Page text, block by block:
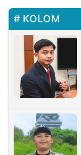
KOLOM